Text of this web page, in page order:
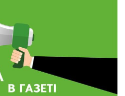
але безмежно
колишній лісівник став асом
15 відвіданих сіл: МБФ
здоров’я» підбив
клінік у Сумській